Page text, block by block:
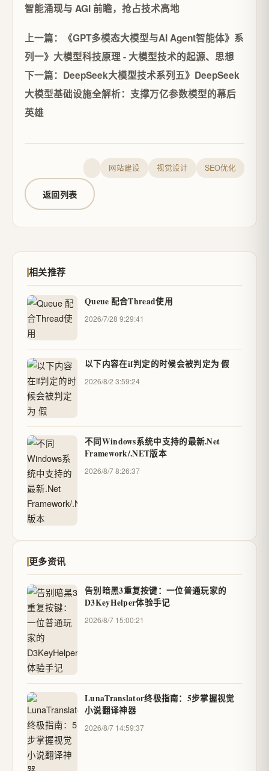
智能涌现与 AGI 前瞻，抢占技术高地
上一篇：《GPT多模态大模型与AI Agent智能体》系
列一》大模型科技原理 - 大模型技术的起源、思想
下一篇：DeepSeek大模型技术系列五》DeepSeek
大模型基础设施全解析：支撑万亿参数模型的幕后
英雄
网站建设 视觉设计 SEO优化
返回列表
相关推荐
Queue 配合Thread使用
2026/7/28 9:29:41
以下内容在if判定的时候会被判定为 假
2026/8/2 3:59:24
不同Windows系统中支持的最新.Net
Framework/.NET版本
2026/8/7 8:26:37
更多资讯
告别暗黑3重复按键：一位普通玩家的
D3KeyHelper体验手记
2026/8/7 15:00:21
LunaTranslator终极指南：5步掌握视觉
小说翻译神器
2026/8/7 14:59:37